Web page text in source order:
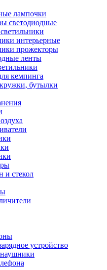
лампочки
светодиодные
интерьерные
прожекторы
ленты
кемпинга
бутылки
и стекол
устройство